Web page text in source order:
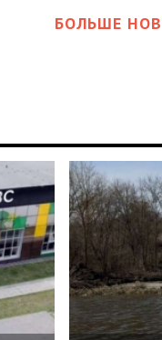
БОЛЬШЕ